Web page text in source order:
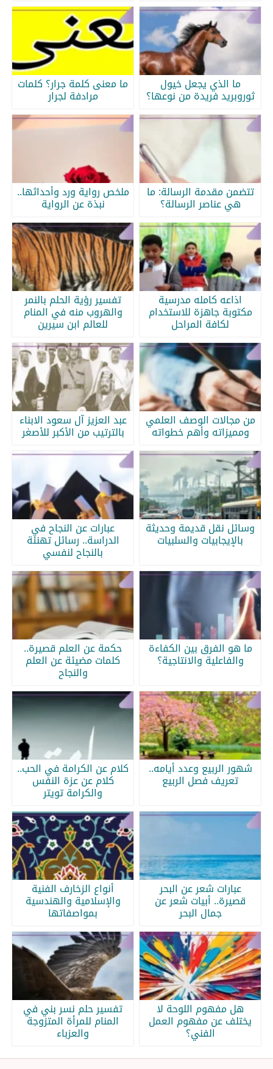
ما الذي يجعل خيول
ثوروبريد فريدة من نوعها؟
ما معنى كلمة جرار؟ كلمات
مرادفة لجرار
تتضمن مقدمة الرسالة: ما
هي عناصر الرسالة؟
ملخص رواية ورد وأحداثها..
نبذة عن الرواية
اذاعه كامله مدرسية
مكتوبة جاهزة للاستخدام
لكافة المراحل
تفسير رؤية الحلم بالنمر
والهروب منه في المنام
للعالم ابن سيرين
من مجالات الوصف العلمي
ومميزاته وأهم خطواته
عبد العزيز آل سعود الابناء
بالترتيب من الأكبر للأصغر
وسائل نقل قديمة وحديثة
بالإيجابيات والسلبيات
عبارات عن النجاح في
الدراسة.. رسائل تهنئة
بالنجاح لنفسي
ما هو الفرق بين الكفاءة
والفاعلية والانتاجية؟
حكمة عن العلم قصيرة..
كلمات مضيئة عن العلم
والنجاح
شهور الربيع وعدد أيامه..
تعريف فصل الربيع
كلام عن الكرامة في الحب..
كلام عن عزة النفس
والكرامة تويتر
عبارات شعر عن البحر
قصيرة.. أبيات شعر عن
جمال البحر
أنواع الزخارف الفنية
والإسلامية والهندسية
بمواصفاتها
هل مفهوم اللوحة لا
يختلف عن مفهوم العمل
الفني؟
تفسير حلم نسر بني في
المنام للمرأة المتزوجة
والعزباء